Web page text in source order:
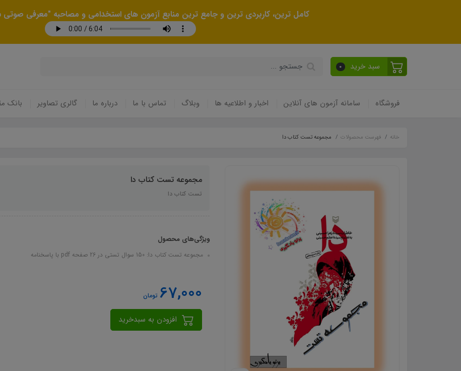
کامل ترین، کاربردی ترین و جامع ترین منابع آزمون های استخدامی و مصاحبه "معرفی صوتی
سبد خرید 0
فروشگاه سامانه آزمون های آنلاین اخبار و اطلاعیه ها وبلاگ تماس با ما درباره ما گالری تصاویر بانک
خانه فهرست محصولات مجموعه تست کتاب دا
مجموعه تست کتاب دا
تست کتاب دا
ویژگی‌های محصول
مجموعه تست کتاب دا: 150 سوال تستی در 26 صفحه pdf با پاسخنامه
67,000تومان